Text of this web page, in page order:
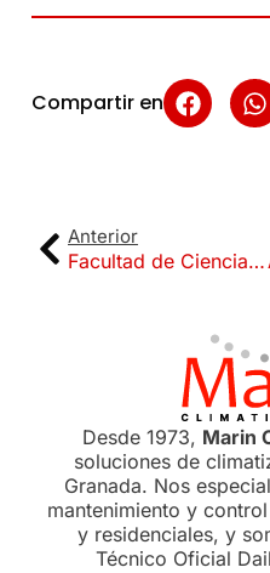
Compartir en
Anterior
Facultad de Ciencias UGR
Desde 1973, Marin
soluciones de
Granada. Nos
mantenimiento y
y residenciales, y
Técnico Oficial